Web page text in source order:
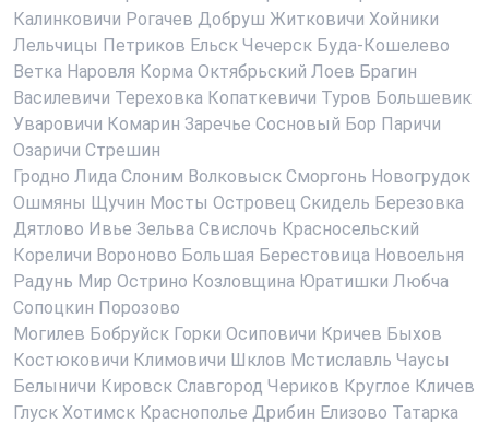
Калинковичи Рогачев Добруш Житковичи Хойники
Лельчицы Петриков Ельск Чечерск Буда-Кошелево
Ветка Наровля Корма Октябрьский Лоев Брагин
Василевичи Тереховка Копаткевичи Туров Большевик
Уваровичи Комарин Заречье Сосновый Бор Паричи
Озаричи Стрешин
Гродно Лида Слоним Волковыск Сморгонь Новогрудок
Ошмяны Щучин Мосты Островец Скидель Березовка
Дятлово Ивье Зельва Свислочь Красносельский
Кореличи Вороново Большая Берестовица Новоельня
Радунь Мир Острино Козловщина Юратишки Любча
Сопоцкин Порозово
Могилев Бобруйск Горки Осиповичи Кричев Быхов
Костюковичи Климовичи Шклов Мстиславль Чаусы
Белыничи Кировск Славгород Чериков Круглое Кличев
Глуск Хотимск Краснополье Дрибин Елизово Татарка